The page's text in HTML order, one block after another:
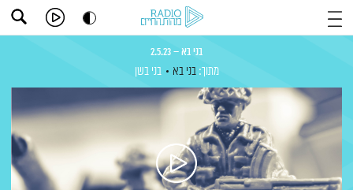
בני בא – 2.5.23
מתוך: בני בא בני בשן